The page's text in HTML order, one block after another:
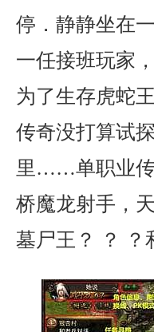
停．静静坐在
一任接班玩家
为了生存虎蛇
传奇没打算试
里……单职业传
桥魔龙射手，
墓尸王？ ？